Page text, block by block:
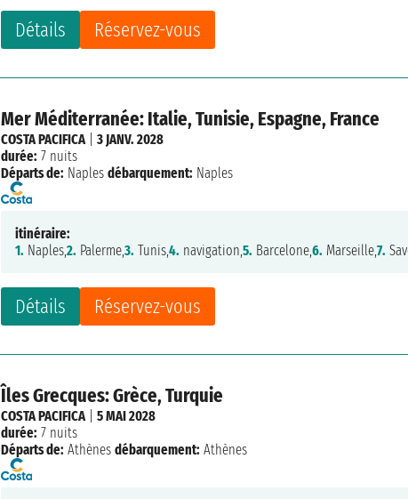
Détails Réservez-vous
Mer Méditerranée: Italie, Tunisie, Espagne, France
Détails Réservez-vous
COSTA PACIFICA|3 JANV. 2028
durée: 7 nuits
Départs de: Naples débarquement: Naples
itinéraire:
1. Naples,2. Palerme,3. Tunis,4. navigation,5. Barcelone,6. Marseille,7.
Îles Grecques: Grèce, Turquie
COSTA PACIFICA|5 MAI 2028
durée: 7 nuits
Départs de: Athènes débarquement: Athènes